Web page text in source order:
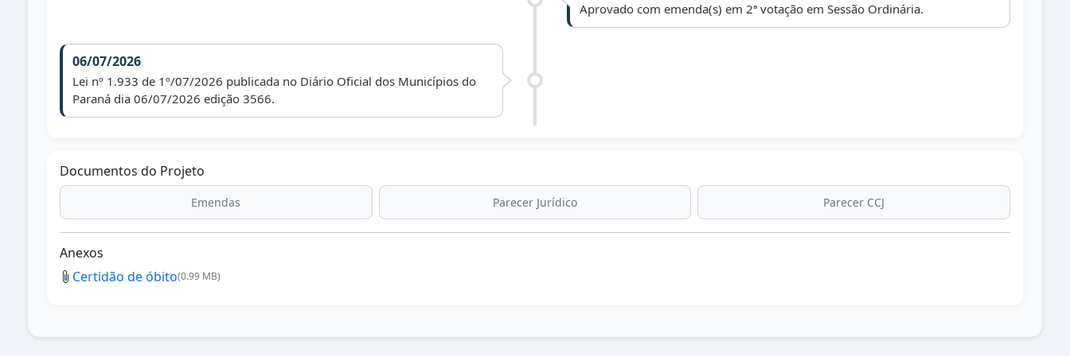
Aprovado com emenda(s) em 2ª votação em Sessão Ordinária.
06/07/2026
Lei nº 1.933 de 1º/07/2026 publicada no Diário Oficial dos Municípios do
Paraná dia 06/07/2026 edição 3566.
Documentos do Projeto
Emendas Parecer Jurídico Parecer CCJ
Anexos
Certidão de óbito(0.99 MB)